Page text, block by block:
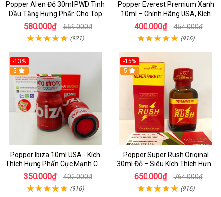
Popper Alien Đỏ 30ml PWD Tinh
Dầu Tăng Hưng Phấn Cho Top
580.000₫ 659.000₫
(921)
Popper Everest Premium Xanh
10ml – Chính Hãng USA, Kích
Thích Hưng Phấn Cực Mạnh
400.000₫ 454.000₫
(916)
-13%
5
Popper Ibiza 10ml USA - Kích
Thích Hưng Phấn Cực Mạnh Cho
Top & Bot, Mua Ngay Giá Rẻ
350.000₫ 402.000₫
(916)
-15%
5
Popper Super Rush Original
30ml Đỏ – Siêu Kích Thích Hưng
Phấn , Cực Phê Cho Top & Bot
650.000₫ 764.000₫
(916)